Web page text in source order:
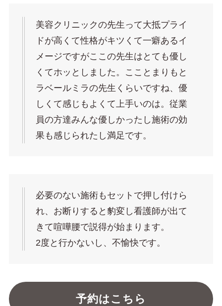
美容クリニックの先生って大抵プライ
ドが高くて性格がキツくて一癖あるイ
メージですがここの先生はとても優し
くてホッとしました。こことまりもと
ラベールミラの先生くらいですね、優
しくて感じもよくて上手いのは。従業
員の方達みんな優しかったし施術の効
果も感じられたし満足です。
必要のない施術もセットで押し付けら
れ、お断りすると豹変し看護師が出て
きて喧嘩腰で説得が始まります。
2度と行かないし、不愉快です。
予約はこちら